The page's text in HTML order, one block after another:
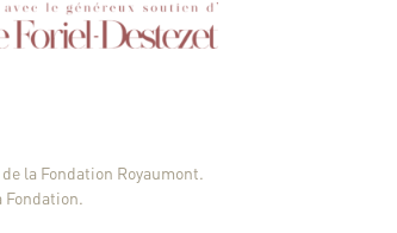
la Fondation Royaumont.